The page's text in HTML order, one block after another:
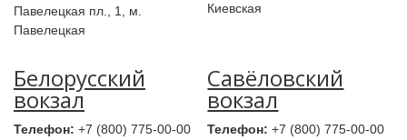
Павелецкая пл., 1, м.
Павелецкая
Киевская
Белорусский
вокзал
Телефон: +7 (800) 775-00-00
Савёловский
вокзал
Телефон: +7 (800) 775-00-00